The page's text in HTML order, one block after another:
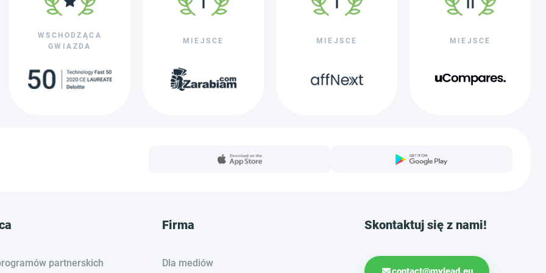
WSCHODZĄCA
GWIAZDA
MIEJSCE MIEJSCE MIEJSCE
partnerskich
Firma
Dla mediów
Skontaktuj się z nami!